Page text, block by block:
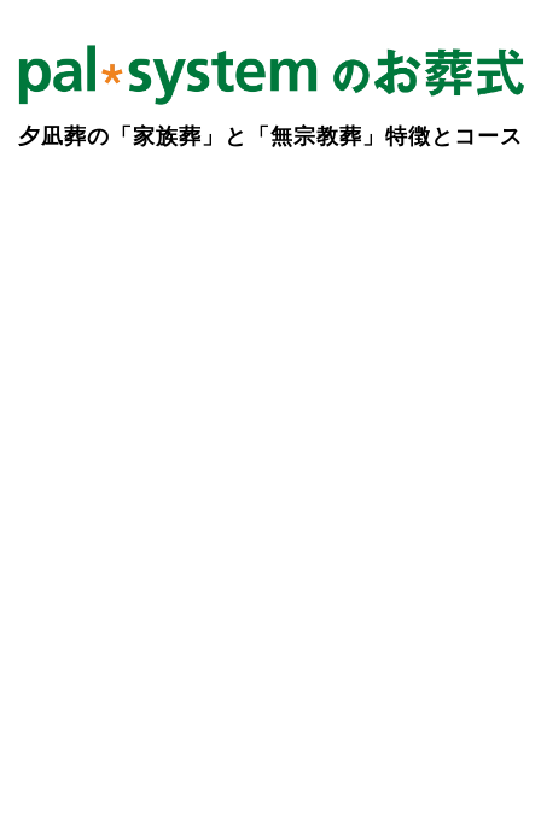
夕凪葬の「家族葬」と「無宗教葬」特徴とコース